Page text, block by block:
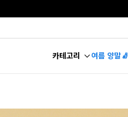
카테고리 여름 양말🧦